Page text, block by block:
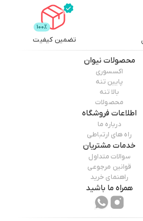
تضمین کیفیت
محصولات نیوان
اکسسوری
پایین تنه
بالا تنه
محصولات
اطلاعات فروشگاه
درباره ما
راه های ارتباطی
خدمات مشتریان
سوالات متداول
قوانین مرجوعی
راهنمای خرید
همراه ما باشید